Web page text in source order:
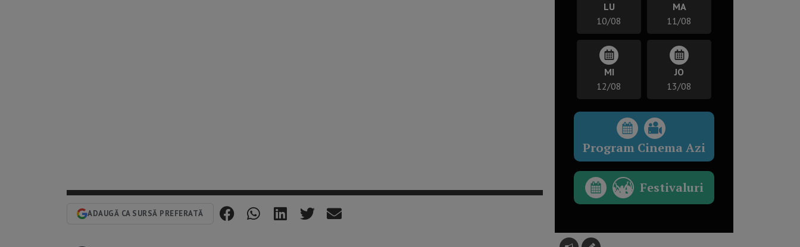
ADAUGĂ CA SURSĂ PREFERATĂ
LU
10/08
MA
11/08
MI
12/08
JO
13/08
Program Cinema Azi
Festivaluri